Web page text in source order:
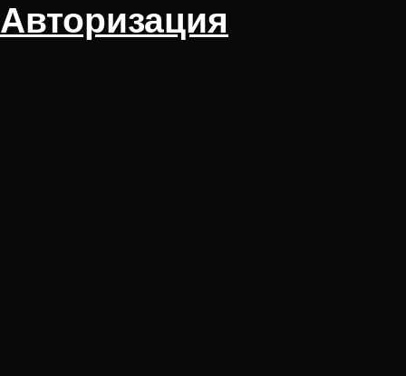
Авторизация